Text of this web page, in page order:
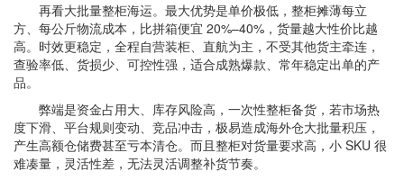
再看大批量整柜海运。最大优势是单价极低，整柜摊薄每立
方、每公斤物流成本，比拼箱便宜 20%–40%，货量越大性价比越
高。时效更稳定，全程自营装柜、直航为主，不受其他货主牵连，
查验率低、货损少、可控性强，适合成熟爆款、常年稳定出单的产
品。
弊端是资金占用大、库存风险高，一次性整柜备货，若市场热
度下滑、平台规则变动、竞品冲击，极易造成海外仓大批量积压，
产生高额仓储费甚至亏本清仓。而且整柜对货量要求高，小 SKU 很
难凑量，灵活性差，无法灵活调整补货节奏。